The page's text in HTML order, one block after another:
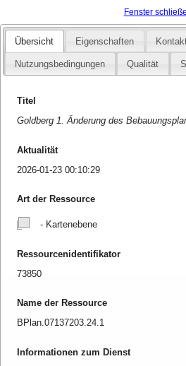
Fenster
Übersicht Eigenschaften
Nutzungsbedingungen Qualität
Titel
Goldberg 1. Änderung des
Aktualität
2026-01-23 00:10:29
Art der Ressource
- Kartenebene
Ressourcenidentifikator
73850
Name der Ressource
BPlan.07137203.24.1
Informationen zum Dienst